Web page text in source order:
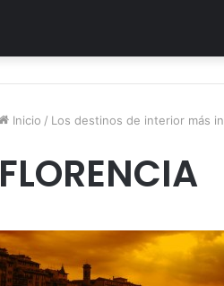
Inicio / Los destinos de interior más
FLORENCIA